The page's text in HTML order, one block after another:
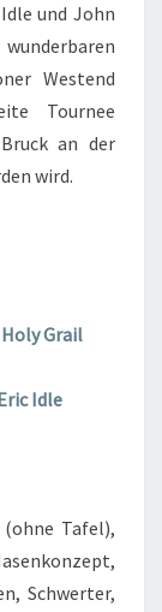
und John
Westend
Tournee
an der
wird.
Grail
Idle
Tafel),
Schwerter,